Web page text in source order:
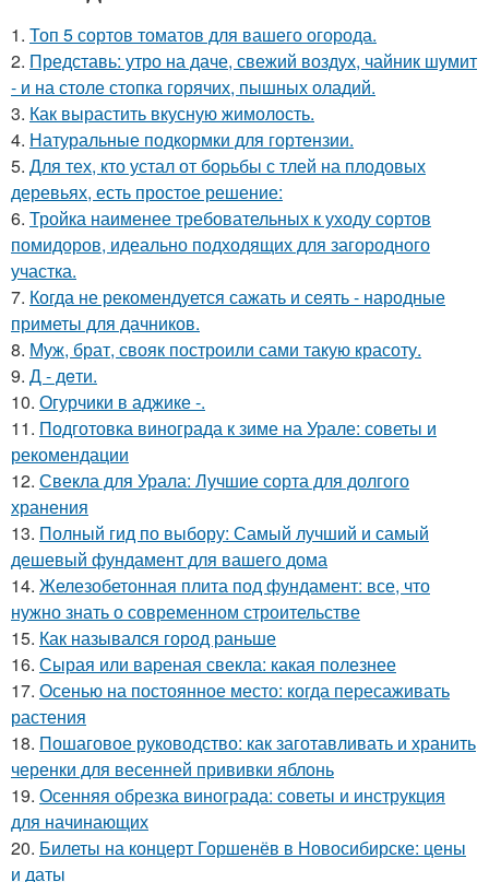
1. Топ 5 сортов томатов для вашего огорода.
2. Представь: утро на даче, свежий воздух, чайник шумит
- и на столе стопка горячих, пышных оладий.
3. Как вырастить вкусную жимолость.
4. Натуральные подкормки для гортензии.
5. Для тех, кто устал от борьбы с тлей на плодовых
деревьях, есть простое решение:
6. Тройка наименее требовательных к уходу сортов
помидоров, идеально подходящих для загородного
участка.
7. Когда не рекомендуется сажать и сеять - народные
приметы для дачников.
8. Муж, брат, свояк построили сами такую красоту.
9. Д - дeти.
10. Огурчики в аджике -.
11. Подготовка винограда к зиме на Урале: советы и
рекомендации
12. Свекла для Урала: Лучшие сорта для долгого
хранения
13. Полный гид по выбору: Самый лучший и самый
дешевый фундамент для вашего дома
14. Железобетонная плита под фундамент: все, что
нужно знать о современном строительстве
15. Как назывался город раньше
16. Сырая или вареная свекла: какая полезнее
17. Осенью на постоянное место: когда пересаживать
растения
18. Пошаговое руководство: как заготавливать и хранить
черенки для весенней прививки яблонь
19. Осенняя обрезка винограда: советы и инструкция
для начинающих
20. Билеты на концерт Горшенёв в Новосибирске: цены
и даты